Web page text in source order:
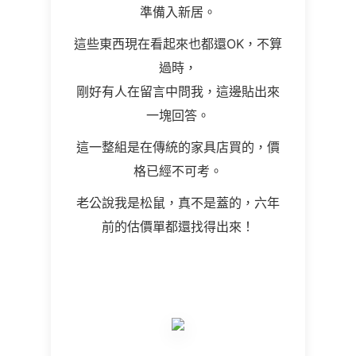
準備入新居。
這些東西現在看起來也都還OK，不算
過時，
剛好有人在留言中問我，這邊貼出來
一塊回答。
這一整組是在傳統的家具店買的，價
格已經不可考。
老公說我是松鼠，真不是蓋的，六年
前的估價單都還找得出來！